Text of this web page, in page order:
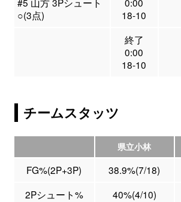
○(3点)
18-10
終了
0:00
18-10
チームスタッツ
県立小林
FG%(2P+3P) 38.9%(7/18)
2Pシュート%
40%(4/10)